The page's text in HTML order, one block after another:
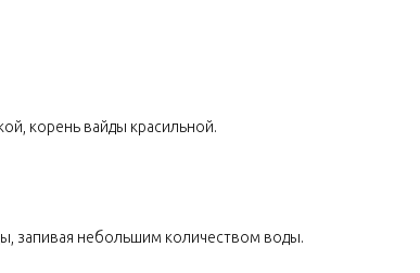
корень вайды красильной.
запивая небольшим количеством воды.